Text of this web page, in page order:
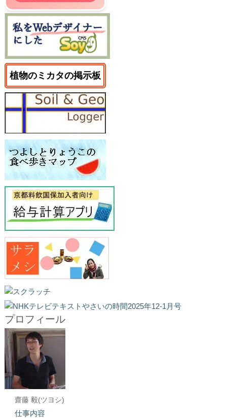
植物のミカタの掲示板
プロフィール
齋藤 毅(ツヨシ)
仕事内容